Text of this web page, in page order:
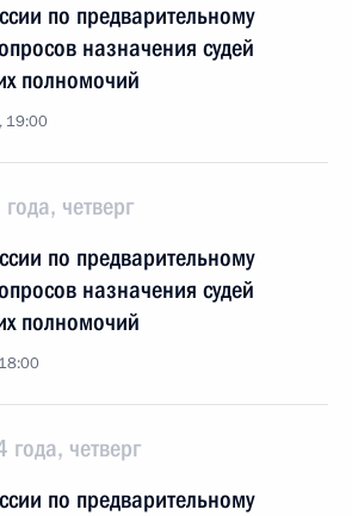
по предварительному
назначения судей
полномочий
19:00
четверг
по предварительному
назначения судей
полномочий
четверг
по предварительному